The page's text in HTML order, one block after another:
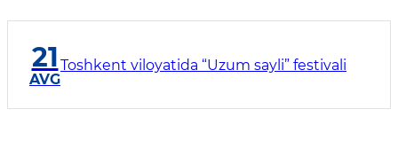
21
AVG
Toshkent viloyatida “Uzum sayli” festivali